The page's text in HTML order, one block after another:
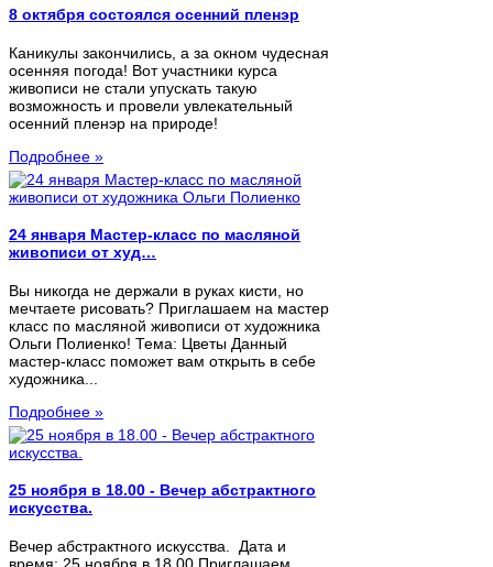
8 октября состоялся осенний пленэр
Каникулы закончились, а за окном чудесная
осенняя погода! Вот участники курса
живописи не стали упускать такую
возможность и провели увлекательный
осенний пленэр на природе!
Подробнее »
24 января Мастер-класс по масляной
живописи от худ…
Вы никогда не держали в руках кисти, но
мечтаете рисовать? Приглашаем на мастер
класс по масляной живописи от художника
Ольги Полиенко! Тема: Цветы Данный
мастер-класс поможет вам открыть в себе
художника...
Подробнее »
25 ноября в 18.00 - Вечер абстрактного
искусства.
Вечер абстрактного искусства. Дата и